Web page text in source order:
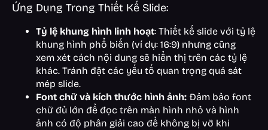
Ứng Dụng Trong Thiết Kế Slide:
Tỷ lệ khung hình linh hoạt: Thiết kế slide với tỷ lệ
khung hình phổ biến (ví dụ: 16:9) nhưng cũng
xem xét cách nội dung sẽ hiển thị trên các tỷ lệ
khác. Tránh đặt các yếu tố quan trọng quá sát
mép slide.
Font chữ và kích thước hình ảnh: Đảm bảo font
chữ đủ lớn để đọc trên màn hình nhỏ và hình
ảnh có độ phân giải cao để không bị vỡ khi